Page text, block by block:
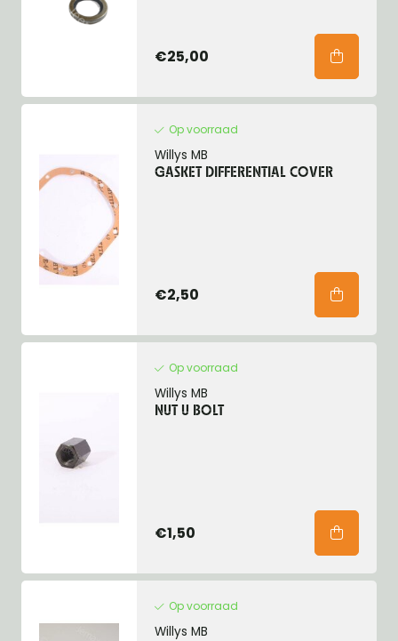
€25,00
Op voorraad
Willys MB
GASKET DIFFERENTIAL COVER
€2,50
Op voorraad
Willys MB
NUT U BOLT
€1,50
Op voorraad
Willys MB